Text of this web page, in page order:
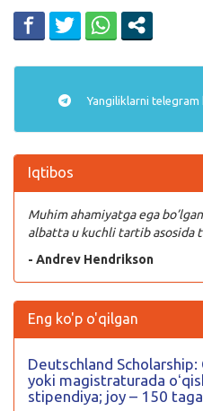
Yangiliklarni telegram
Iqtibos
Muhim ahamiyatga ega
albatta u kuchli tartib asosida
- Andrev Hendrikson
Eng ko'p o'qilgan
Deutschland
yoki magistraturada
stipendiya; joy – 150